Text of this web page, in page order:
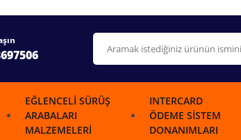
EĞLENCELI SÜRÜŞ
ARABALARI
MALZEMELERI
INTERCARD
ÖDEME SISTEM
DONANIMLARI